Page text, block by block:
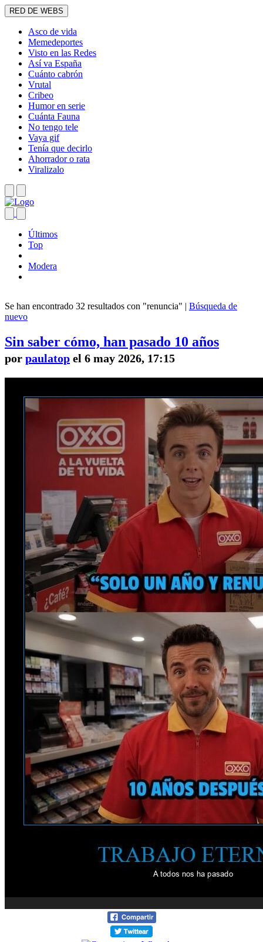
RED DE WEBS
Asco de vida
Memedeportes
Visto en las Redes
Así va España
Cuánto cabrón
Vrutal
Cribeo
Humor en serie
Cuánta Fauna
No tengo tele
Vaya gif
Tenía que decirlo
Ahorrador o rata
Viralizalo
Últimos
Top
Modera
Se han encontrado 32 resultados con "renuncia" | Búsqueda de
nuevo
Sin saber cómo, han pasado 10 años
por paulatop el 6 may 2026, 17:15